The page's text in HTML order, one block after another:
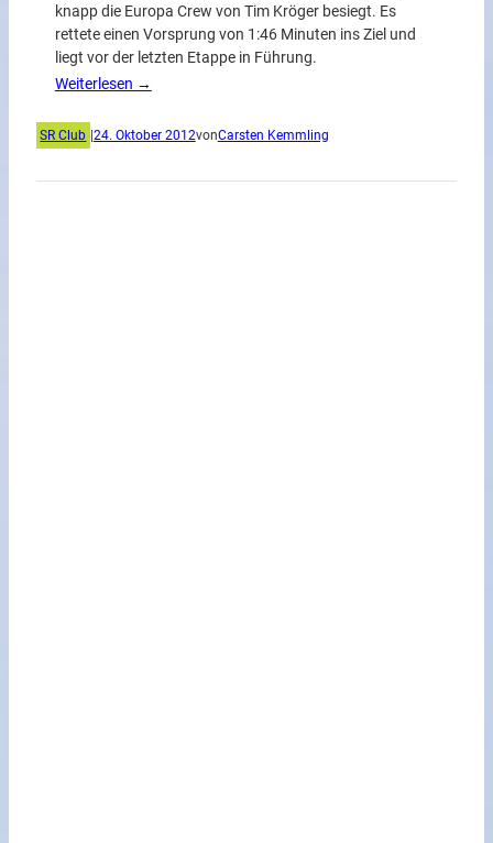
knapp die Europa Crew von Tim Kröger besiegt. Es
rettete einen Vorsprung von 1:46 Minuten ins Ziel und
liegt vor der letzten Etappe in Führung.
Weiterlesen →
SR Club 24. Oktober 2012vonCarsten Kemmling